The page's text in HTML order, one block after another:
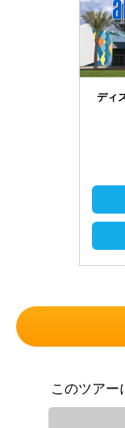
ディ
このツアー